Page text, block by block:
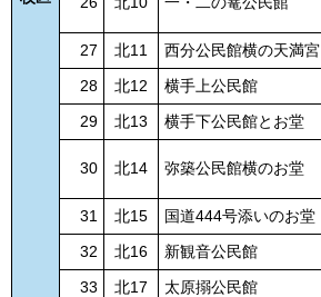
27
北11 西分公民館横の天満宮
28
北12 横手上公民館
29
北13 横手下公民館とお堂
30 北14 弥築公民館横のお堂
31
北15 国道444号添いのお堂
32
北16 新観音公民館
33
北17 太原搦公民館